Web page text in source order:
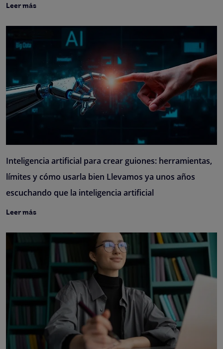
Leer más
Inteligencia artificial para crear guiones: herramientas,
límites y cómo usarla bien Llevamos ya unos años
escuchando que la inteligencia artificial
Leer más